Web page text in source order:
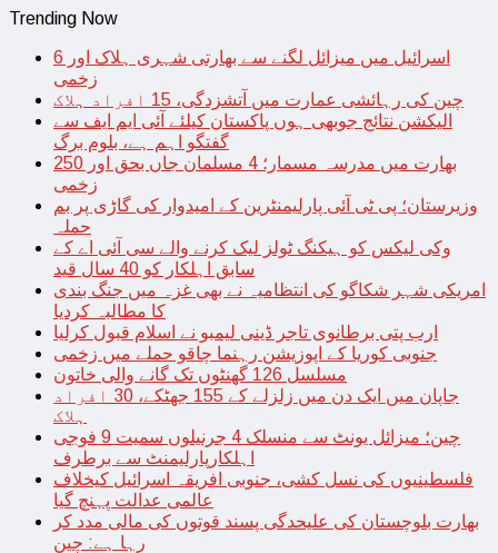
Trending Now
اسرائیل میں میزائل لگنے سے بھارتی شہری ہلاک اور 6
زخمی
چین کی رہائشی عمارت میں آتشزدگی، 15 افراد ہلاک
الیکشن نتائج جوبھی ہوں پاکستان کیلئے آئی ایم ایف سے
گفتگو اہم ہے، بلوم برگ
بھارت میں مدرسہ مسمار؛ 4 مسلمان جاں بحق اور 250
زخمی
وزیرستان؛ پی ٹی آئی پارلیمنٹرین کے امیدوار کی گاڑی پر بم
حملہ
وکی لیکس کو ہیکنگ ٹولز لیک کرنے والے سی آئی اے کے
سابق اہلکار کو 40 سال قید
امریکی شہر شکاگو کی انتظامیہ نے بھی غزہ میں جنگ بندی
کا مطالبہ کردیا
ارب پتی برطانوی تاجر ڈینی لیمبو نے اسلام قبول کرلیا
جنوبی کوریا کے اپوزیشن رہنما چاقو حملے میں زخمی
مسلسل 126 گھنٹوں تک گانے والی خاتون
جاپان میں ایک دن میں زلزلے کے 155 جھٹکے، 30 افراد
ہلاک
چین؛ میزائل یونٹ سے منسلک 4 جرنیلوں سمیت 9 فوجی
اہلکارپارلیمنٹ سے برطرف
فلسطینیوں کی نسل کشی، جنوبی افریقہ اسرائیل کیخلاف
عالمی عدالت پہنچ گیا
بھارت بلوچستان کی علیحدگی پسند قوتوں کی مالی مدد کر
رہا ہے: چین